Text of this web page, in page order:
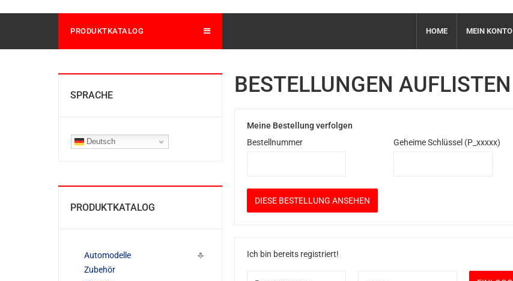
PRODUKTKATALOG HOME MEIN KONTO
BESTELLUNGEN AUFLISTEN
Meine Bestellung verfolgen
Bestellnummer
Geheime Schlüssel (P_xxxxx)
Ich bin bereits registriert!
SPRACHE
Deutsch
PRODUKTKATALOG
Automodelle
Zubehör